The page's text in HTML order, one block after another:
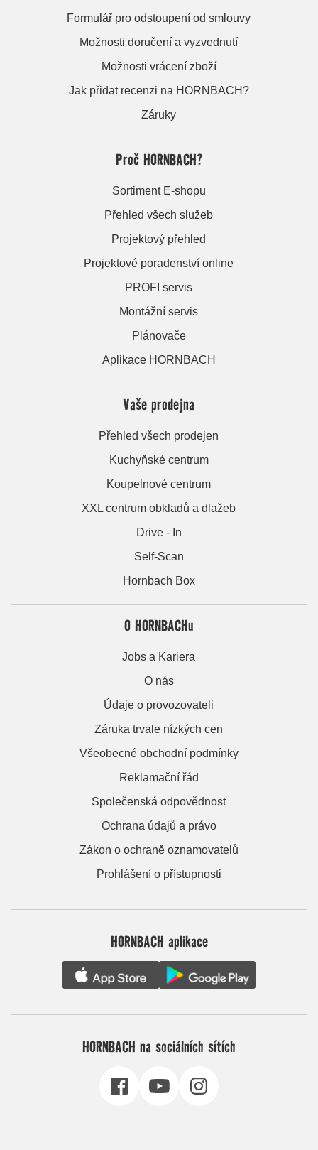
Formulář pro odstoupení od smlouvy
Možnosti doručení a vyzvednutí
Možnosti vrácení zboží
Jak přidat recenzi na HORNBACH?
Záruky
Proč HORNBACH?
Sortiment E-shopu
Přehled všech služeb
Projektový přehled
Projektové poradenství online
PROFI servis
Montážní servis
Plánovače
Aplikace HORNBACH
Vaše prodejna
Přehled všech prodejen
Kuchyňské centrum
Koupelnové centrum
XXL centrum obkladů a dlažeb
Drive - In
Self-Scan
Hornbach Box
O HORNBACHu
Jobs a Kariera
O nás
Údaje o provozovateli
Záruka trvale nízkých cen
Všeobecné obchodní podmínky
Reklamační řád
Společenská odpovědnost
Ochrana údajů a právo
Zákon o ochraně oznamovatelů
Prohlášení o přístupnosti
HORNBACH aplikace
HORNBACH na sociálních sítích